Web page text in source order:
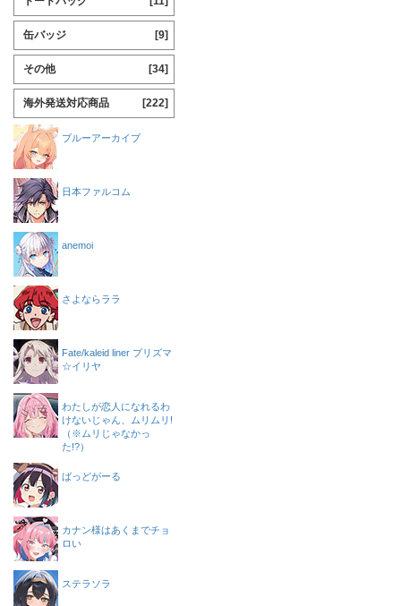
缶バッジ [9]
その他 [34]
海外発送対応商品 [222]
ブルーアーカイブ
日本ファルコム
anemoi
さよならララ
Fate/kaleid liner プリズマ
☆イリヤ
わたしが恋人になれるわ
けないじゃん、ムリムリ!
（※ムリじゃなかっ
た!?）
ばっどがーる
カナン様はあくまでチョ
ロい
ステラソラ